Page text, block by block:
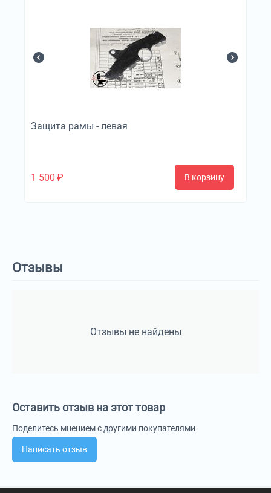
Защита рамы - левая
1 500 ₽ В корзину
Отзывы
Отзывы не найдены
Оставить отзыв на этот товар
Поделитесь мнением с другими покупателями
Написать отзыв